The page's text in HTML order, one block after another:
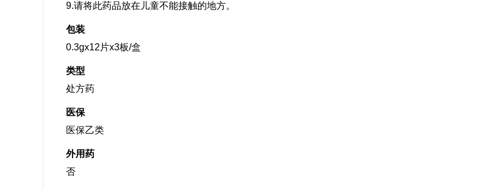
9.请将此药品放在儿童不能接触的地方。
包装
0.3gx12片x3板/盒
类型
处方药
医保
医保乙类
外用药
否